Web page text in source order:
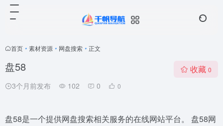
首页 • 素材资源 • 网盘搜索 • 正文
盘58
3个月前发布 102 0 0
收藏 0
盘58是一个提供网盘搜索相关服务的在线网站平台。 盘58网